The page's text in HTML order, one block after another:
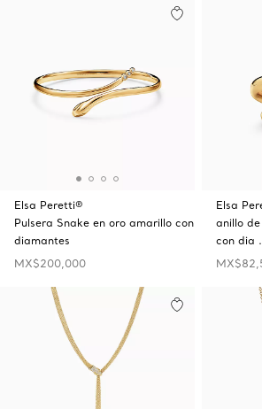
Elsa Peretti®
Pulsera Snake en oro amarillo con
diamantes
MX$200,000
Elsa
anillo
con dia